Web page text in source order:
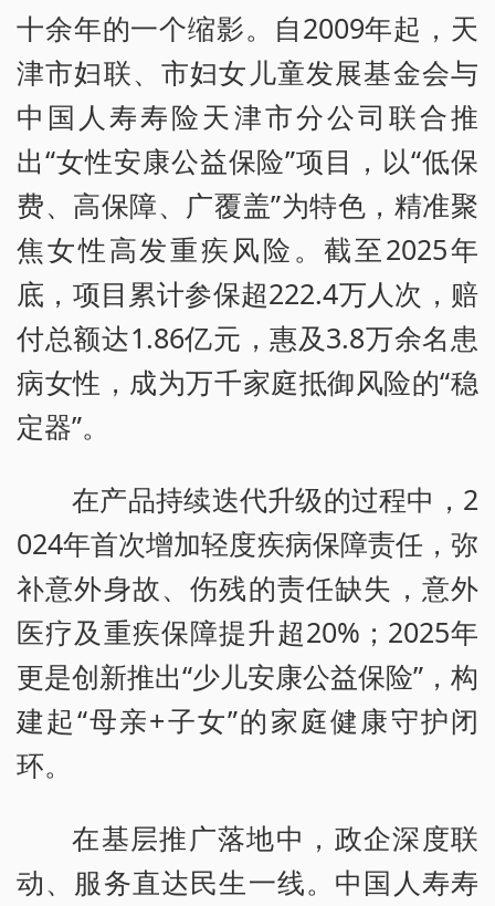
十余年的一个缩影。自2009年起，天
津市妇联、市妇女儿童发展基金会与
中国人寿寿险天津市分公司联合推
出“女性安康公益保险”项目，以“低保
费、高保障、广覆盖”为特色，精准聚
焦女性高发重疾风险。截至2025年
底，项目累计参保超222.4万人次，赔
付总额达1.86亿元，惠及3.8万余名患
病女性，成为万千家庭抵御风险的“稳
定器”。
在产品持续迭代升级的过程中，2
024年首次增加轻度疾病保障责任，弥
补意外身故、伤残的责任缺失，意外
医疗及重疾保障提升超20%；2025年
更是创新推出“少儿安康公益保险”，构
建起“母亲+子女”的家庭健康守护闭
环。
在基层推广落地中，政企深度联
动、服务直达民生一线。中国人寿寿